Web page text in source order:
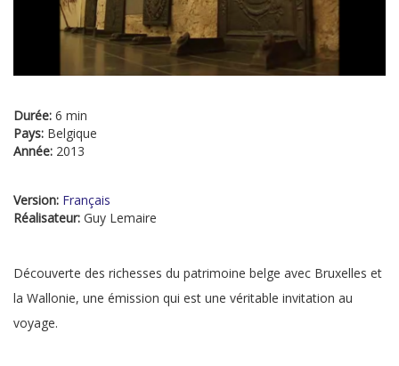
Durée: 6 min
Pays: Belgique
Année: 2013
Version: Français
Réalisateur: Guy Lemaire
Découverte des richesses du patrimoine belge avec Bruxelles et
la Wallonie, une émission qui est une véritable invitation au
voyage.